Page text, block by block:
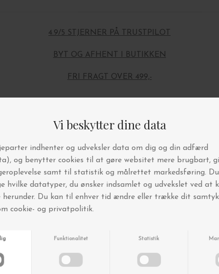
4.9/5 STJERNER PÅ TRUSTPILOT
BYT OG AFHENT I BUTIKKEN
FRI FRAGT OVER 499,-
Andre købte også